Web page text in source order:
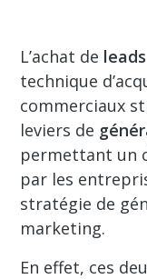
L’achat de
technique
commerciaux
leviers de
permettant un
par les
stratégie de
marketing.
En effet, ces